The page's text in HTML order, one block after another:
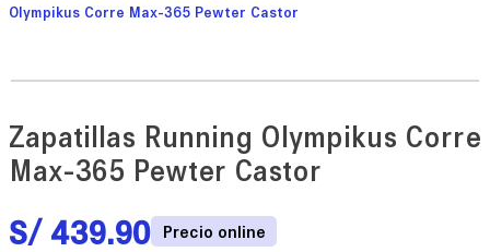
Olympikus Corre Max-365 Pewter Castor
Zapatillas Running Olympikus Corre
Max-365 Pewter Castor
S/ 439.90